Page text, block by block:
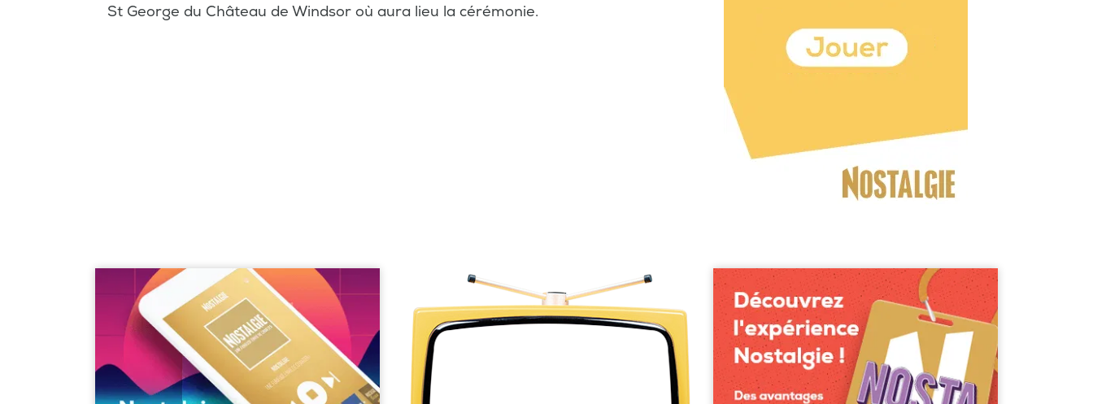
St George du Château de Windsor où aura lieu la cérémonie.